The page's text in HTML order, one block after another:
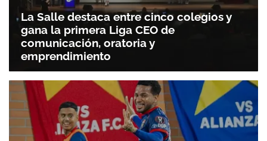
La Salle destaca entre cinco colegios y
gana la primera Liga CEO de
comunicación, oratoria y
emprendimiento